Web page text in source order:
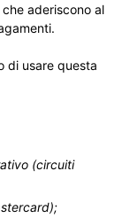
che aderiscono al
di usare questa
(circuiti